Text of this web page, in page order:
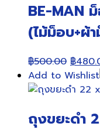
BE-MAN
(ไม้ม็อบ+ผ้
฿500.00
price
was:
฿
Add to Wishlist
ถุงขยะดำ